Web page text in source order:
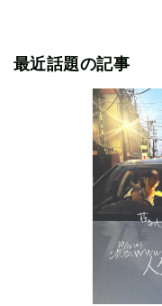
最近話題の記事